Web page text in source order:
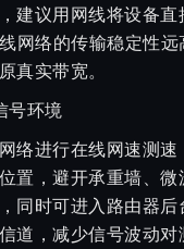
建议用网线将设备直
网络的传输稳定性远
真实带宽。
号环境
络进行在线网速测速
置，避开承重墙、微
同时可进入路由器后
道，减少信号波动对